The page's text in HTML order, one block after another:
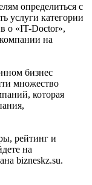
определиться с
услуги категории
о «IT-Doctor»,
на
бизнес
множество
которая
рейтинг и
на
bizneskz.su.